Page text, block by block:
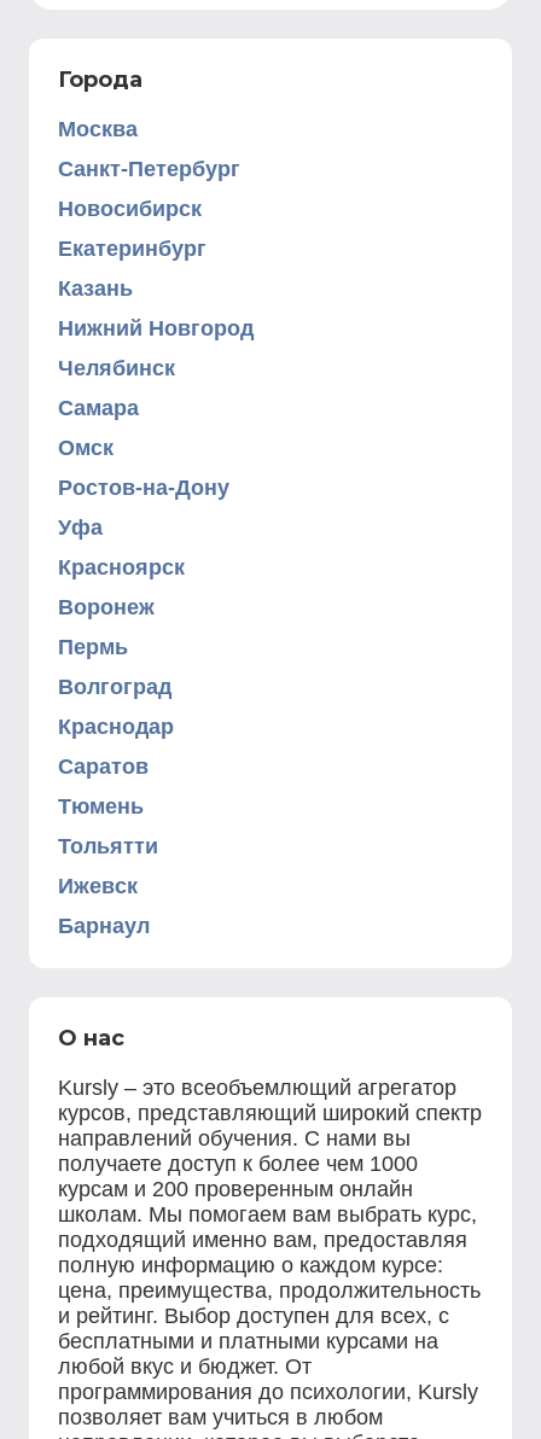
Города
Москва
Санкт-Петербург
Новосибирск
Екатеринбург
Казань
Нижний Новгород
Челябинск
Самара
Омск
Ростов-на-Дону
Уфа
Красноярск
Воронеж
Пермь
Волгоград
Краснодар
Саратов
Тюмень
Тольятти
Ижевск
Барнаул
О нас
Kursly – это всеобъемлющий агрегатор
курсов, представляющий широкий спектр
направлений обучения. С нами вы
получаете доступ к более чем 1000
курсам и 200 проверенным онлайн
школам. Мы помогаем вам выбрать курс,
подходящий именно вам, предоставляя
полную информацию о каждом курсе:
цена, преимущества, продолжительность
и рейтинг. Выбор доступен для всех, с
бесплатными и платными курсами на
любой вкус и бюджет. От
программирования до психологии, Kursly
позволяет вам учиться в любом